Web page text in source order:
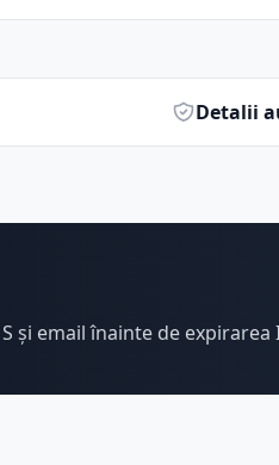
Detalii
email înainte de expirarea